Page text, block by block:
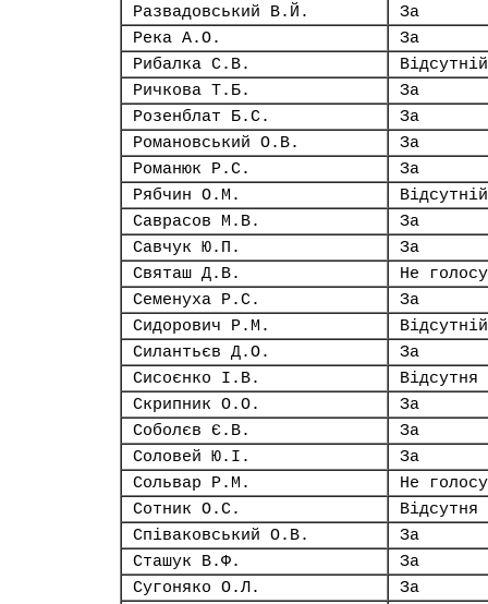
Развадовський В.Й.
За
Река А.О.
За
Рибалка С.В.
Відсутній
Ричкова Т.Б.
За
Розенблат Б.С.
За
Романовський О.В.
За
Романюк Р.С.
За
Рябчин О.М.
Відсутній
Саврасов М.В.
За
Савчук Ю.П.
За
Святаш Д.В.
Не
Семенуха Р.С.
За
Сидорович Р.М.
Відсутній
Силантьєв Д.О.
За
Сисоєнко І.В.
Відсутня
Скрипник О.О.
За
Соболєв Є.В.
За
Соловей Ю.І.
За
Сольвар Р.М.
Не
Сотник О.С.
Відсутня
Співаковський О.В.
За
Сташук В.Ф.
За
Сугоняко О.Л.
За